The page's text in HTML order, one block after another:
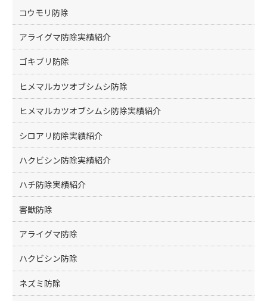
コウモリ防除
アライグマ防除実績紹介
ゴキブリ防除
ヒメマルカツオブシムシ防除
ヒメマルカツオブシムシ防除実績紹介
シロアリ防除実績紹介
ハクビシン防除実績紹介
ハチ防除実績紹介
害獣防除
アライグマ防除
ハクビシン防除
ネズミ防除